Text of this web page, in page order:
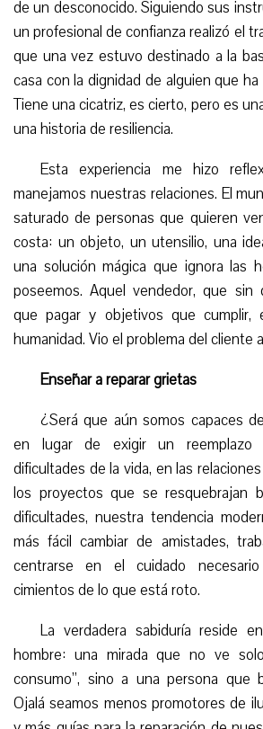
de un desconocido. Siguiendo sus
un profesional de confianza realizó el
que una vez estuvo destinado a la
casa con la dignidad de alguien que
Tiene una cicatriz, es cierto, pero es
una historia de resiliencia.
Esta experiencia me hizo
manejamos nuestras relaciones. El
saturado de personas que quieren
costa: un objeto, un utensilio, una
una solución mágica que ignora las
poseemos. Aquel vendedor, que sin
que pagar y objetivos que cumplir,
humanidad. Vio el problema del cliente
Enseñar a reparar grietas
¿Será que aún somos capaces
en lugar de exigir un reemplazo
dificultades de la vida, en las
los proyectos que se resquebrajan
dificultades, nuestra tendencia
más fácil cambiar de amistades,
centrarse en el cuidado
cimientos de lo que está roto.
La verdadera sabiduría reside
hombre: una mirada que no ve
consumo”, sino a una persona que
Ojalá seamos menos promotores de